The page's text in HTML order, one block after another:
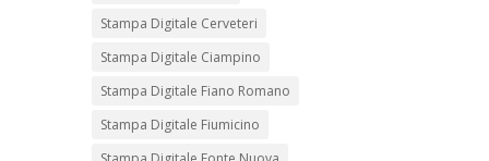
Stampa Digitale Cerveteri
Stampa Digitale Ciampino
Stampa Digitale Fiano Romano
Stampa Digitale Fiumicino